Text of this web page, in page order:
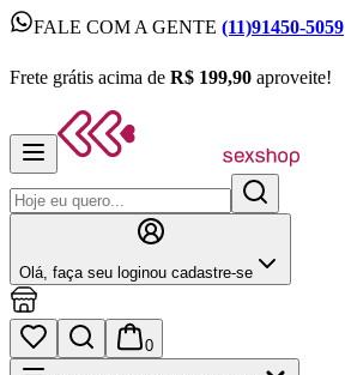
FALE COM A GENTE (11)91450-5059
Frete grátis acima de R$ 199,90 aproveite!
Olá, faça seu loginou cadastre‑se
0